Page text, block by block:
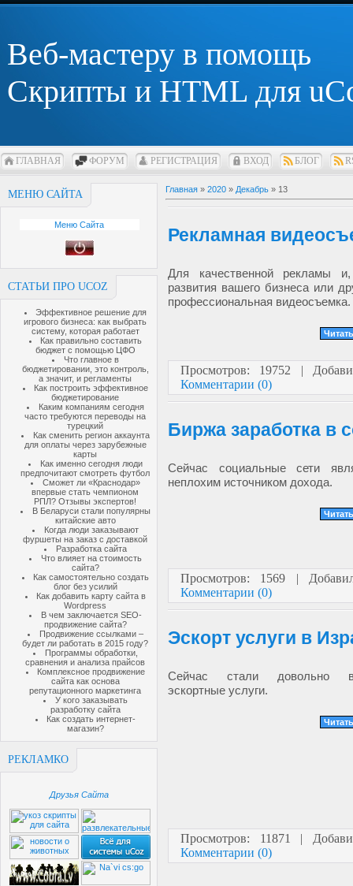
Веб-мастеру в помощь
Скрипты и HTML для
ГЛАВНАЯ ФОРУМ РЕГИСТРАЦИЯ ВХОД БЛОГ
МЕНЮ САЙТА
Меню Сайта
СТАТЬИ ПРО UCOZ
Эффективное решение для
игрового бизнеса: как выбрать
систему, которая работает
Как правильно составить
бюджет с помощью ЦФО
Что главное в
бюджетировании, это контроль,
а значит, и регламенты
Как построить эффективное
бюджетирование
Каким компаниям сегодня
часто требуются переводы на
турецкий
Как сменить регион аккаунта
для оплаты через зарубежные
карты
Как именно сегодня люди
предпочитают смотреть футбол
Сможет ли «Краснодар»
впервые стать чемпионом
РПЛ? Отзывы экспертов!
В Беларуси стали популярны
китайские авто
Когда люди заказывают
фуршеты на заказ с доставкой
Разработка сайта
Что влияет на стоимость
сайта?
Как самостоятельно создать
блог без усилий
Как добавить карту сайта в
Wordpress
В чем заключается SEO-
продвижение сайта?
Продвижение ссылками –
будет ли работать в 2015 году?
Программы обработки,
сравнения и анализа прайсов
Комплексное продвижение
сайта как основа
репутационного маркетинга
У кого заказывать
разработку сайта
Как создать интернет-
магазин?
РЕКЛАМКО
Друзья Сайта
Главная » 2020 » Декабрь » 13
Рекламная
Для качественной рекламы и,
развития вашего бизнеса или
профессиональная видеосъемка.
Просмотров: 19752 |
Комментарии (0)
Биржа заработка в
Сейчас социальные сети
неплохим источником дохода.
Просмотров: 1569 |
Комментарии (0)
Эскорт услуги в
Сейчас стали довольно
эскортные услуги.
Просмотров: 11871 |
Комментарии (0)